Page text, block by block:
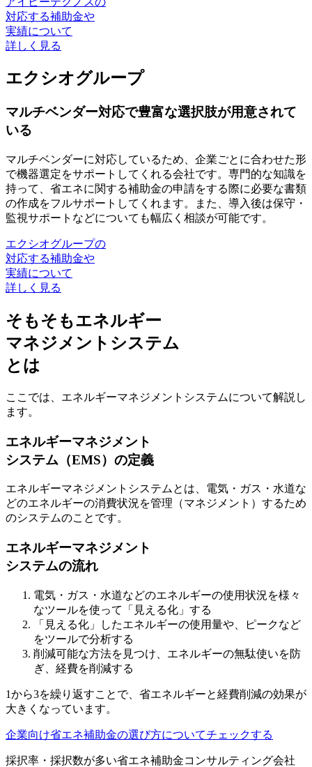
対応する補助金や
実績について
詳しく見る
エクシオグループ
マルチベンダー対応で豊富な選択肢が用意されて
いる
マルチベンダーに対応しているため、 企業ごとに合わせた形
で機器選定をサポートしてくれる会社です。専門的な知識を
持って、省エネに関する補助金の申請をする際に必要な書類
の作成をフルサポートしてくれます。また、導入後は保守・
監視サポートなどについても幅広く相談が可能です。
エクシオグループの
対応する補助金や
実績について
詳しく見る
そもそもエネルギー
マネジメントシステム
とは
ここでは、エネルギーマネジメントシステムについて解説し
ます。
エネルギーマネジメント
システム（EMS）の定義
エネルギーマネジメントシステムとは、 電気・ガス・水道な
どのエネルギーの消費状況を管理（マネジメント）するため
のシステムのことです。
エネルギーマネジメント
システムの流れ
電気・ガス・水道などのエネルギーの使用状況を様々
なツールを使って「見える化」する
「見える化」したエネルギーの使用量や、ピークなど
をツールで分析する
削減可能な方法を見つけ、エネルギーの無駄使いを防
ぎ、経費を削減する
1から3を繰り返すことで、省エネルギーと経費削減の効果が
大きくなっています。
企業向け省エネ補助金の選び方についてチェックする
採択率・採択数が多い省エネ補助金コンサルティング会社